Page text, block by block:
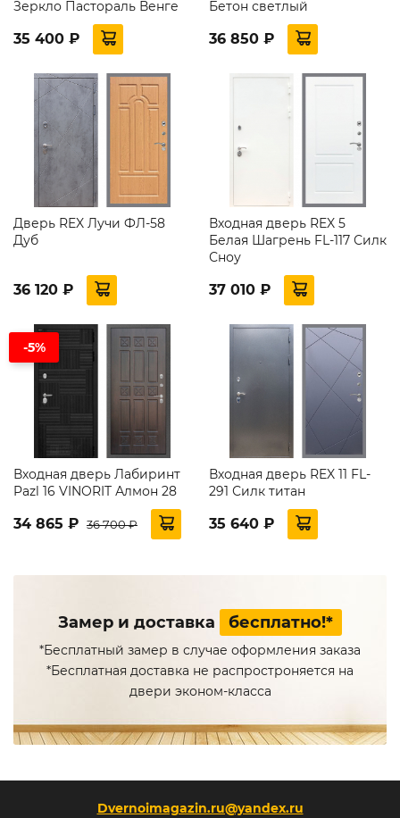
Зеркло Пастораль Венге
35 400 ₽
Бетон светлый
36 850 ₽
Дверь REX Лучи ФЛ-58
Дуб
36 120 ₽
Входная дверь REX 5
Белая Шагрень FL-117 Силк
Сноу
37 010 ₽
-5%
Входная дверь Лабиринт
Pazl 16 VINORIT Алмон 28
34 865 ₽ 36 700 ₽
Входная дверь REX 11 FL-
291 Силк титан
35 640 ₽
Замер и доставка бесплатно!*
*Бесплатный замер в случае оформления заказа
*Бесплатная доставка не распростроняется на
двери эконом-класса
Dvernoimagazin.ru@yandex.ru